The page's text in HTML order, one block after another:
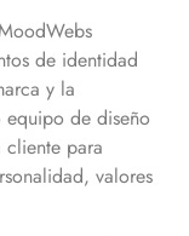
de identidad
y la
de diseño
para
valores